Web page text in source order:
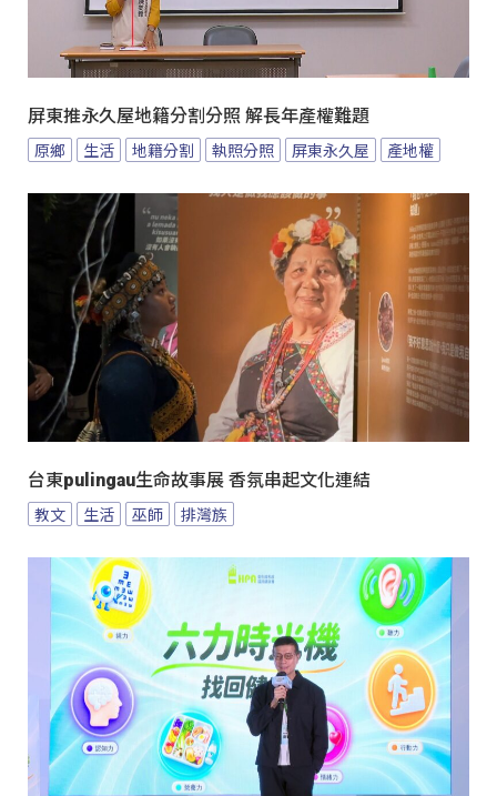
屏東推永久屋地籍分割分照 解長年產權難題
原鄉 生活 地籍分割 執照分照 屏東永久屋 產地權
台東pulingau生命故事展 香氛串起文化連結
教文 生活 巫師 排灣族